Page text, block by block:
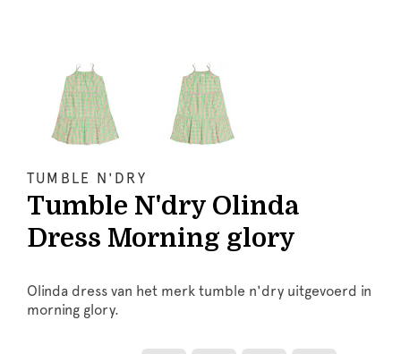
TUMBLE N'DRY
Tumble N'dry Olinda
Dress Morning glory
Olinda dress van het merk tumble n'dry uitgevoerd in
morning glory.